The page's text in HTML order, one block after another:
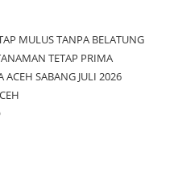
MULUS TANPA BELATUNG
TETAP PRIMA
SABANG JULI 2026